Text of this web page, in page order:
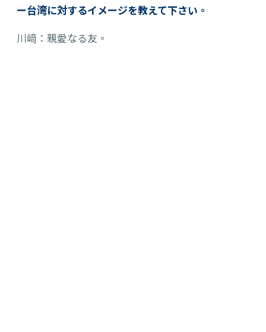
ー台湾に対するイメージを教えて下さい。
川﨑：親愛なる友。